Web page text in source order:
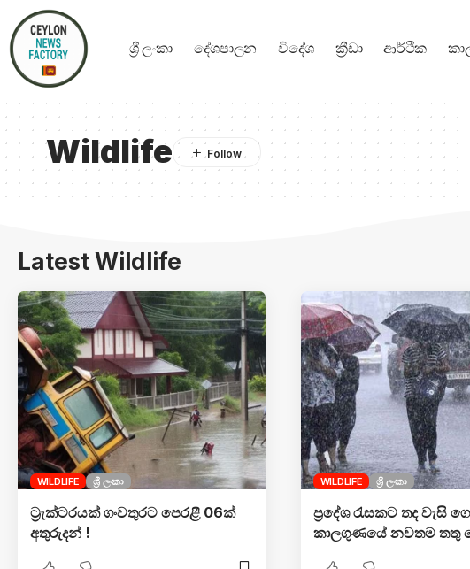
ශ්‍රී ලංකා දේශපාලන විදේශ ක්‍රීඩා ආර්ථික
Wildlife
Latest Wildlife
WILDLIFE ශ්‍රී ලංකා
ට්‍රැක්ටරයක් ගංවතුරට පෙරළී 06ක්
අතුරුදන් !
WILDLIFE ශ්‍රී ලංකා
ප්‍රදේශ රැසකට තද වැසි
කාලගුණයේ නවතම තතු